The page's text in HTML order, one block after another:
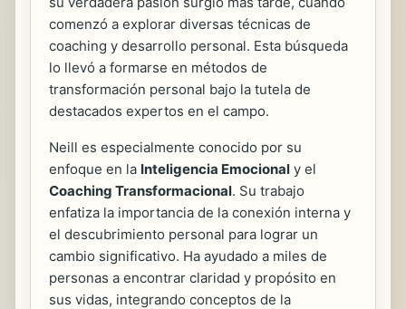
comenzó a explorar diversas técnicas de
coaching y desarrollo personal. Esta búsqueda
lo llevó a formarse en métodos de
transformación personal bajo la tutela de
destacados expertos en el campo.
Neill es especialmente conocido por su
enfoque en la Inteligencia Emocional y el
Coaching Transformacional. Su trabajo
enfatiza la importancia de la conexión interna y
el descubrimiento personal para lograr un
cambio significativo. Ha ayudado a miles de
personas a encontrar claridad y propósito en
sus vidas, integrando conceptos de la